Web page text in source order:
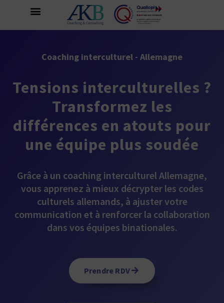
Coaching interculturel - Allemagne
Tensions interculturelles ?
Transformez les
différences en atouts pour
une équipe plus soudée
Grâce à un coaching interculturel Allemagne,
vous apprenez à mieux décrypter les codes
culturels allemands, à ajuster votre
communication et à renforcer la collaboration
dans vos équipes binationales.
Prendre RDV